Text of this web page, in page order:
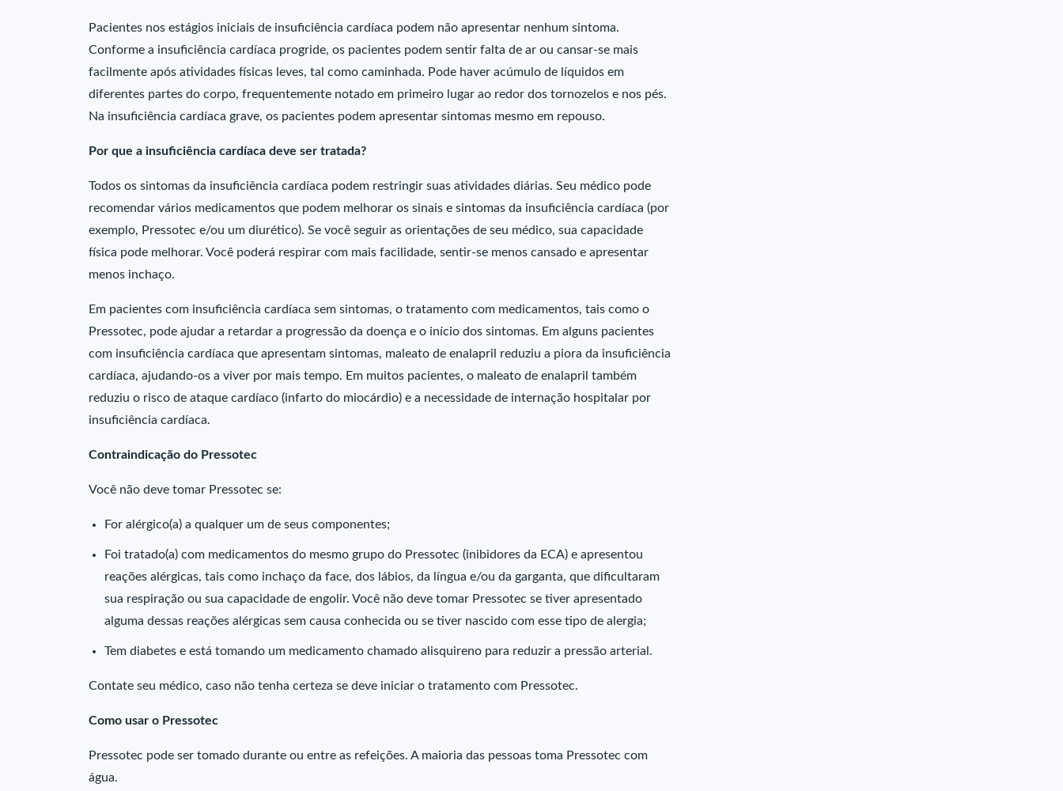
Pacientes nos estágios iniciais de insuficiência cardíaca podem não apresentar nenhum sintoma.
Conforme a insuficiência cardíaca progride, os pacientes podem sentir falta de ar ou cansar-se mais
facilmente após atividades físicas leves, tal como caminhada. Pode haver acúmulo de líquidos em
diferentes partes do corpo, frequentemente notado em primeiro lugar ao redor dos tornozelos e nos pés.
Na insuficiência cardíaca grave, os pacientes podem apresentar sintomas mesmo em repouso.
Por que a insuficiência cardíaca deve ser tratada?
Todos os sintomas da insuficiência cardíaca podem restringir suas atividades diárias. Seu médico pode
recomendar vários medicamentos que podem melhorar os sinais e sintomas da insuficiência cardíaca (por
exemplo, Pressotec e/ou um diurético). Se você seguir as orientações de seu médico, sua capacidade
física pode melhorar. Você poderá respirar com mais facilidade, sentir-se menos cansado e apresentar
menos inchaço.
Em pacientes com insuficiência cardíaca sem sintomas, o tratamento com medicamentos, tais como o
Pressotec, pode ajudar a retardar a progressão da doença e o início dos sintomas. Em alguns pacientes
com insuficiência cardíaca que apresentam sintomas, maleato de enalapril reduziu a piora da insuficiência
cardíaca, ajudando-os a viver por mais tempo. Em muitos pacientes, o maleato de enalapril também
reduziu o risco de ataque cardíaco (infarto do miocárdio) e a necessidade de internação hospitalar por
insuficiência cardíaca.
Contraindicação do Pressotec
Você não deve tomar Pressotec se:
For alérgico(a) a qualquer um de seus componentes;
Foi tratado(a) com medicamentos do mesmo grupo do Pressotec (inibidores da ECA) e apresentou
reações alérgicas, tais como inchaço da face, dos lábios, da língua e/ou da garganta, que dificultaram
sua respiração ou sua capacidade de engolir. Você não deve tomar Pressotec se tiver apresentado
alguma dessas reações alérgicas sem causa conhecida ou se tiver nascido com esse tipo de alergia;
Tem diabetes e está tomando um medicamento chamado alisquireno para reduzir a pressão arterial.
Contate seu médico, caso não tenha certeza se deve iniciar o tratamento com Pressotec.
Como usar o Pressotec
Pressotec pode ser tomado durante ou entre as refeições. A maioria das pessoas toma Pressotec com
água.